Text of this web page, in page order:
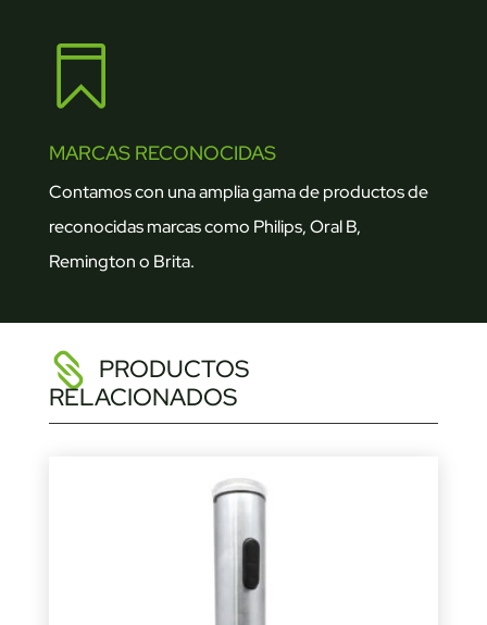

MARCAS RECONOCIDAS
Contamos con una amplia gama de productos de
reconocidas marcas como Philips, Oral B,
Remington o Brita.
PRODUCTOS
RELACIONADOS